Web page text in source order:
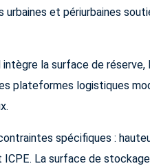
et périurbaines
la surface de
plateformes logistiques
spécifiques :
La surface de